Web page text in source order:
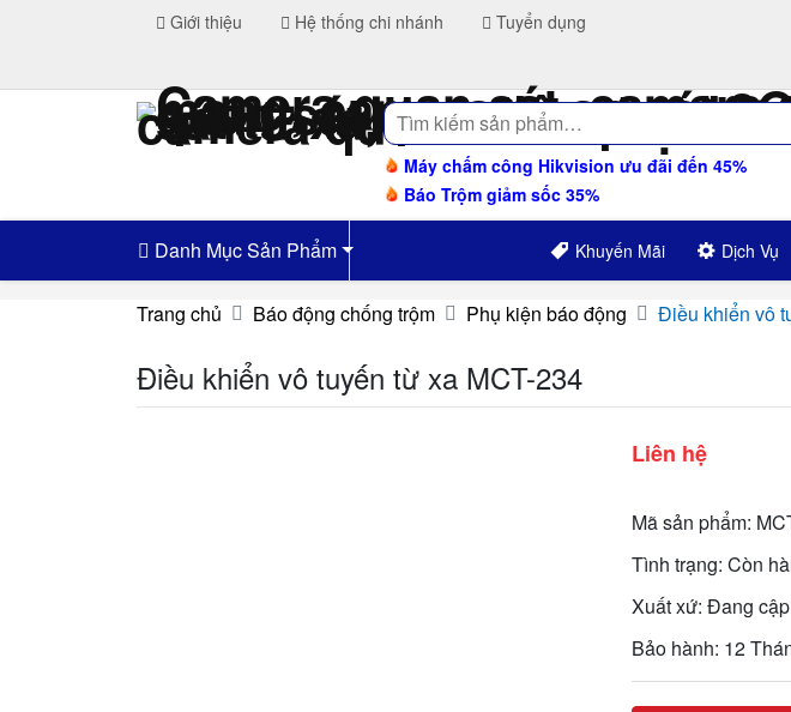
Giới thiệu Hệ thống chi nhánh Tuyển dụng
Tìm
kiếm
Máy chấm công Hikvision ưu đãi đến 45%
Báo Trộm giảm sốc 35%
Danh Mục Sản Phẩm Khuyến Mãi Dịch Vụ
Trang chủ Báo động chống trộm Phụ kiện báo động Điều khiển vô
Điều khiển vô tuyến từ xa MCT-234
Liên hệ
Mã sản phẩm:
Tình trạng: Còn
Xuất xứ: Đang
Bảo hành: 12